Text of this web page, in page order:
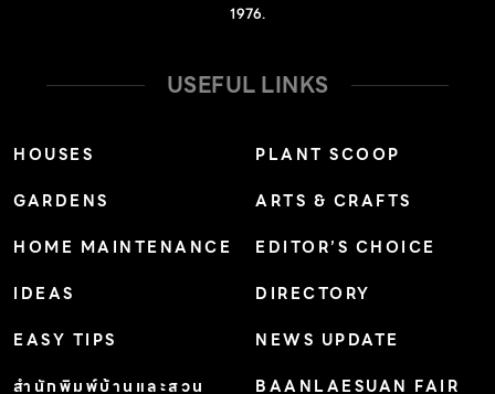
1976.
USEFUL LINKS
HOUSES
GARDENS
HOME MAINTENANCE
IDEAS
EASY TIPS
สำนักพิมพ์บ้านและสวน
PLANT SCOOP
ARTS & CRAFTS
EDITOR’S CHOICE
DIRECTORY
NEWS UPDATE
BAANLAESUAN FAIR